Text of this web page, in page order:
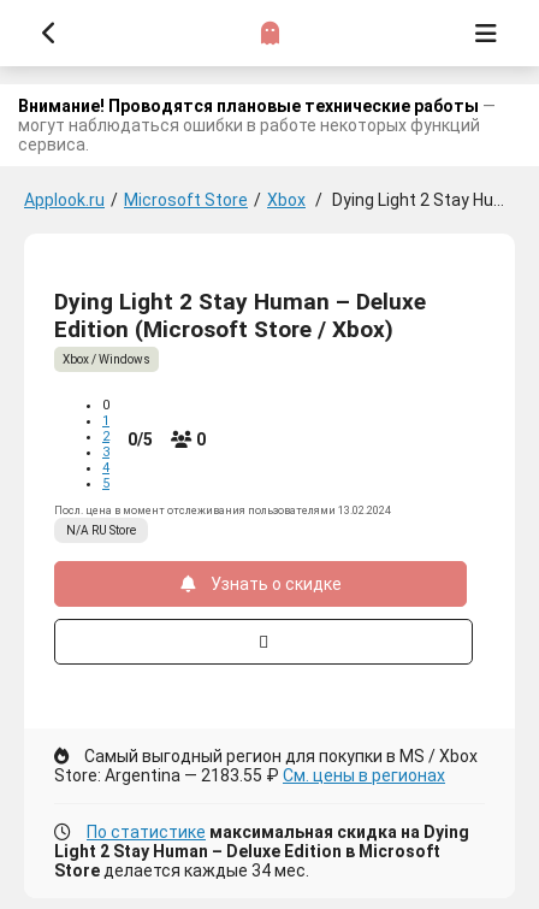
Внимание! Проводятся плановые технические работы —
могут наблюдаться ошибки в работе некоторых функций
сервиса.
Applook.ru / Microsoft Store / Xbox / Dying Light 2 Stay Human - Deluxe Edition
Dying Light 2 Stay Human – Deluxe
Edition (Microsoft Store / Xbox)
Xbox / Windows
0
1
2
3
4
5
0/5 0
Посл. цена в момент отслеживания пользователями 13.02.2024
N/A RU Store
Узнать о скидке
Самый выгодный регион для покупки в MS / Xbox
Store: Argentina — 2183.55 ₽ См. цены в регионах
По статистике максимальная скидка на Dying
Light 2 Stay Human – Deluxe Edition в Microsoft
Storeделается каждые 34 мес.